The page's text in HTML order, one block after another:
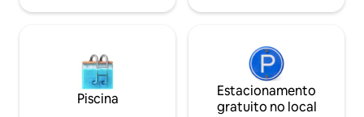
Piscina
Estacionamento
gratuito no local